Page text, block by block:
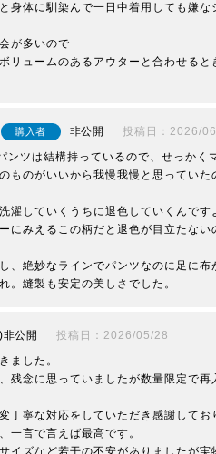
身体に馴染んで一日中着用しても嫌な
が多いので
リュームのあるアウターと合わせると
購入者 非公開 投稿日
2026/
ンツは結構持っているので、せっかく
ものがいいから我慢我慢と思っていた
濯していくうちに退色していくんです
にみえるこの柄だと退色が目立たない
、絶妙なラインでパンツなのに足に布
。縫製も安定の美しさでした。
非公開 投稿日
2026/05/28
ました。
残念に思っていましたが数量限定で再
丁寧な対応をしていただき感謝してお
一言で言えば最高です。